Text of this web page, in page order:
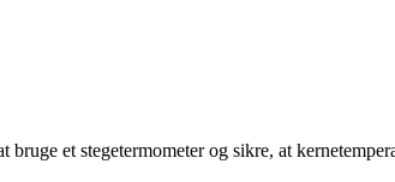
et stegetermometer og sikre, at